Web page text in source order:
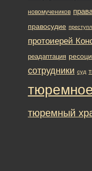
новомучеников
правосудие
протоиерей
реадаптация
сотрудники суд
тюремный